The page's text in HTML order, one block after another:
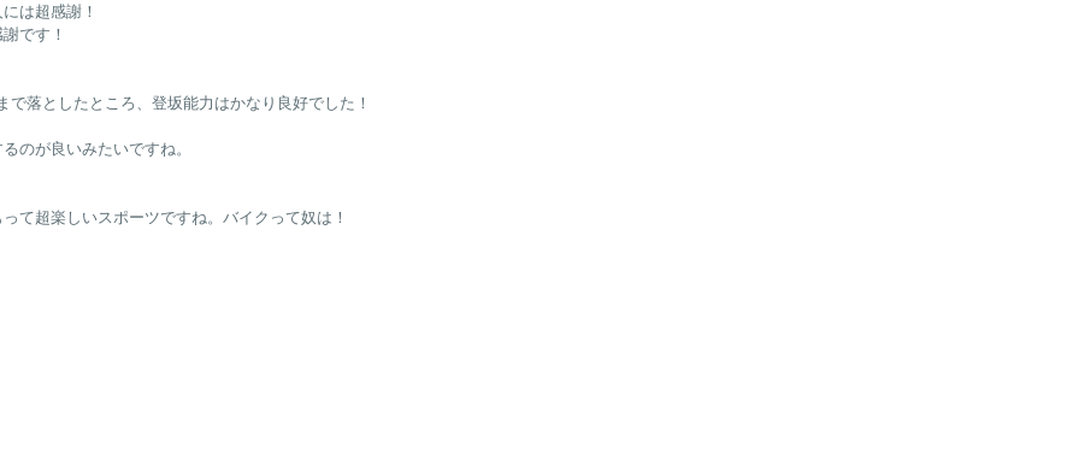
は超感謝！
です！
で落としたところ、登坂能力はかなり良好でした！
のが良いみたいですね。
て超楽しいスポーツですね。バイクって奴は！